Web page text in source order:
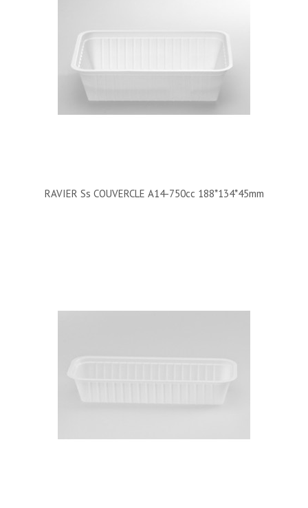
RAVIER Ss COUVERCLE A14-750cc 188*134*45mm